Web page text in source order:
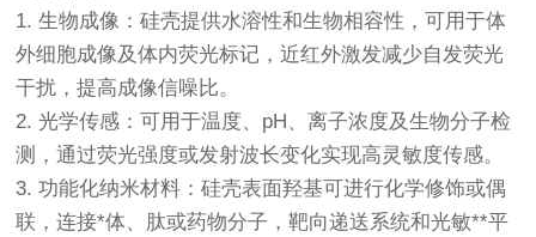
1. 生物成像：硅壳提供水溶性和生物相容性，可用于体
外细胞成像及体内荧光标记，近红外激发减少自发荧光
干扰，提高成像信噪比。
2. 光学传感：可用于温度、pH、离子浓度及生物分子检
测，通过荧光强度或发射波长变化实现高灵敏度传感。
3. 功能化纳米材料：硅壳表面羟基可进行化学修饰或偶
联，连接*体、肽或药物分子，靶向递送系统和光敏**平